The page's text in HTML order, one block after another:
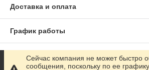
Доставка и оплата
График работы
Полная версия сайта
Сейчас компания не может быстро
сообщения, поскольку по ее